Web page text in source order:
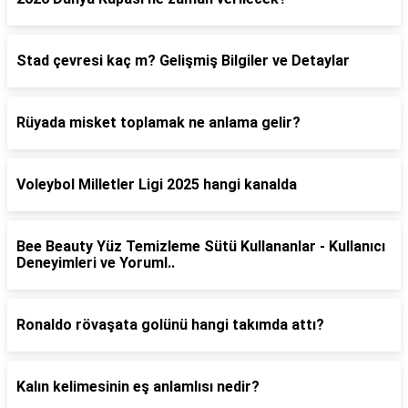
Stad çevresi kaç m? Gelişmiş Bilgiler ve Detaylar
Rüyada misket toplamak ne anlama gelir?
Voleybol Milletler Ligi 2025 hangi kanalda
Bee Beauty Yüz Temizleme Sütü Kullananlar - Kullanıcı
Deneyimleri ve Yoruml..
Ronaldo rövaşata golünü hangi takımda attı?
Kalın kelimesinin eş anlamlısı nedir?